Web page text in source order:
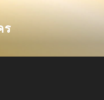
ร